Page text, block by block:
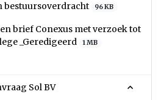
bestuursoverdracht
96 KB
brief Conexus met verzoek tot
_Geredigeerd
1 MB
Sol BV